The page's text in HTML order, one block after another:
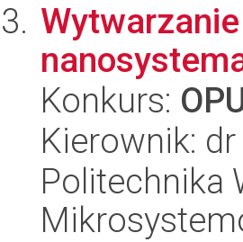
Konkurs:
Kierownik:
Politechnika